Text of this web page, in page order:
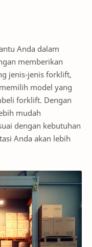
Anda dalam
memberikan
jenis-jenis forklift,
model yang
forklift. Dengan
mudah
dengan kebutuhan
Anda akan lebih